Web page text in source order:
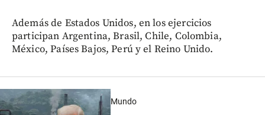
Además de Estados Unidos, en los ejercicios
participan Argentina, Brasil, Chile, Colombia,
México, Países Bajos, Perú y el Reino Unido.
Mundo